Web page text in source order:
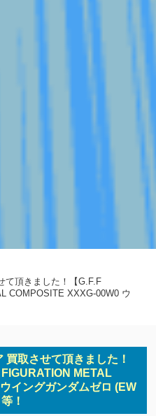
て頂きました！【G.F.F
COMPOSITE XXXG-00W0 ウ
取させて頂きました！
FIGURATION METAL
イングガンダムゼロ (EW
！